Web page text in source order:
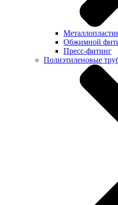
Обжимной
Пресс-фитинг
Полиэтиленовые